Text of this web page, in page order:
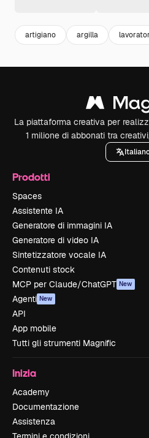
artigiano argilla
La piattaforma creativa per
1 milione di abbonati tra
Prodotti
Spaces
Assistente IA
Generatore di immagini IA
Generatore di video IA
Sintetizzatore vocale IA
Contenuti stock
MCP per Claude/ChatGPT New
Agenti New
API
App mobile
Tutti gli strumenti Magnific
Inizia
Academy
Documentazione
Assistenza